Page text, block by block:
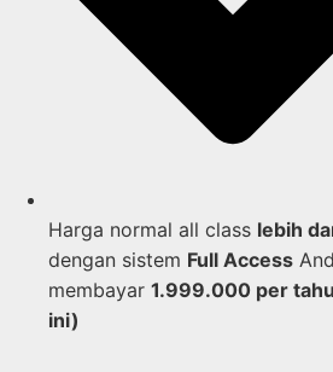
Harga normal all class lebih
dengan sistem Full Access
membayar 1.999.000 per
ini)